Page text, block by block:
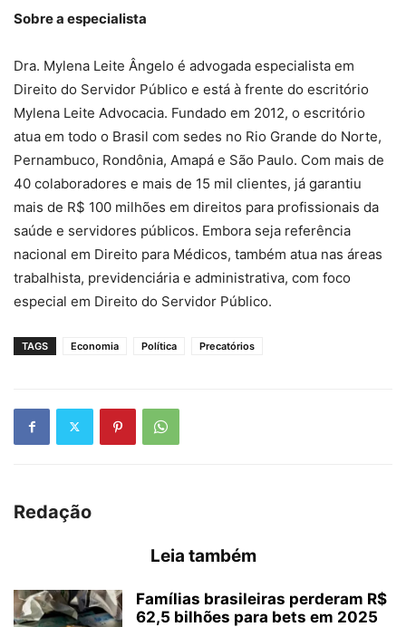
Sobre a especialista
Dra. Mylena Leite Ângelo é advogada especialista em
Direito do Servidor Público e está à frente do escritório
Mylena Leite Advocacia. Fundado em 2012, o escritório
atua em todo o Brasil com sedes no Rio Grande do Norte,
Pernambuco, Rondônia, Amapá e São Paulo. Com mais de
40 colaboradores e mais de 15 mil clientes, já garantiu
mais de R$ 100 milhões em direitos para profissionais da
saúde e servidores públicos. Embora seja referência
nacional em Direito para Médicos, também atua nas áreas
trabalhista, previdenciária e administrativa, com foco
especial em Direito do Servidor Público.
TAGS Economia Política Precatórios
Redação
Leia também
Famílias brasileiras perderam R$
62,5 bilhões para bets em 2025